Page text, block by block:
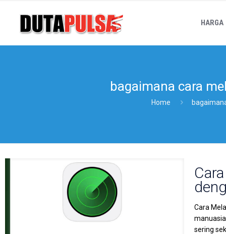
HARGA
bagaimana cara
Home
Cara
sering